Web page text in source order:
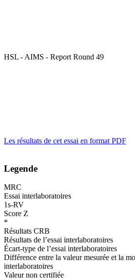
HSL - AIMS - Report Round 49
Les résultats de cet essai en format PDF
Legende
MRC
Essai interlaboratoires
1s-RV
Score Z
*
Résultats CRB
Résultats de l’essai interlaboratoires
Écart-type de l’essai interlaboratoires
Différence entre la valeur mesurée et la
interlaboratoires
Valeur non certifiée